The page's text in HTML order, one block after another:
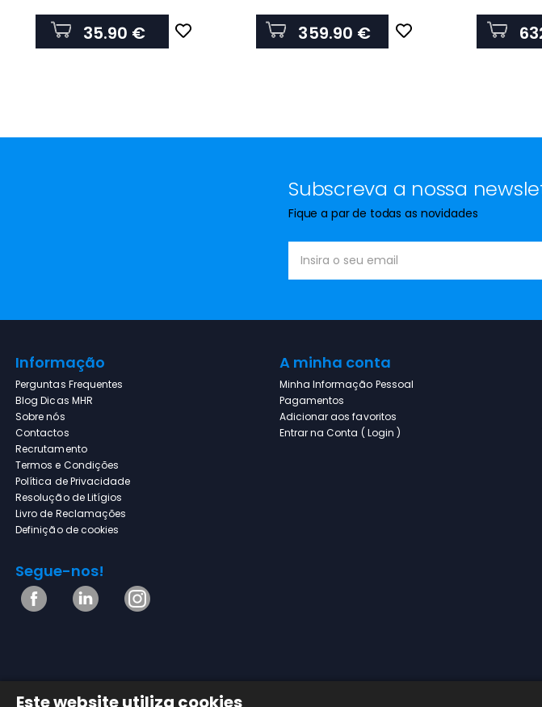
35.90 € 359.90 €
Subscreva a nossa
Fique a par de todas as novidades
Informação
Perguntas Frequentes
Blog Dicas MHR
Sobre nós
Contactos
Recrutamento
Termos e Condições
Política de Privacidade
Resolução de Litígios
Livro de Reclamações
Definição de cookies
A minha conta
Minha Informação Pessoal
Pagamentos
Adicionar aos favoritos
Entrar na Conta ( Login )
Segue-nos!
Este website utiliza cookies